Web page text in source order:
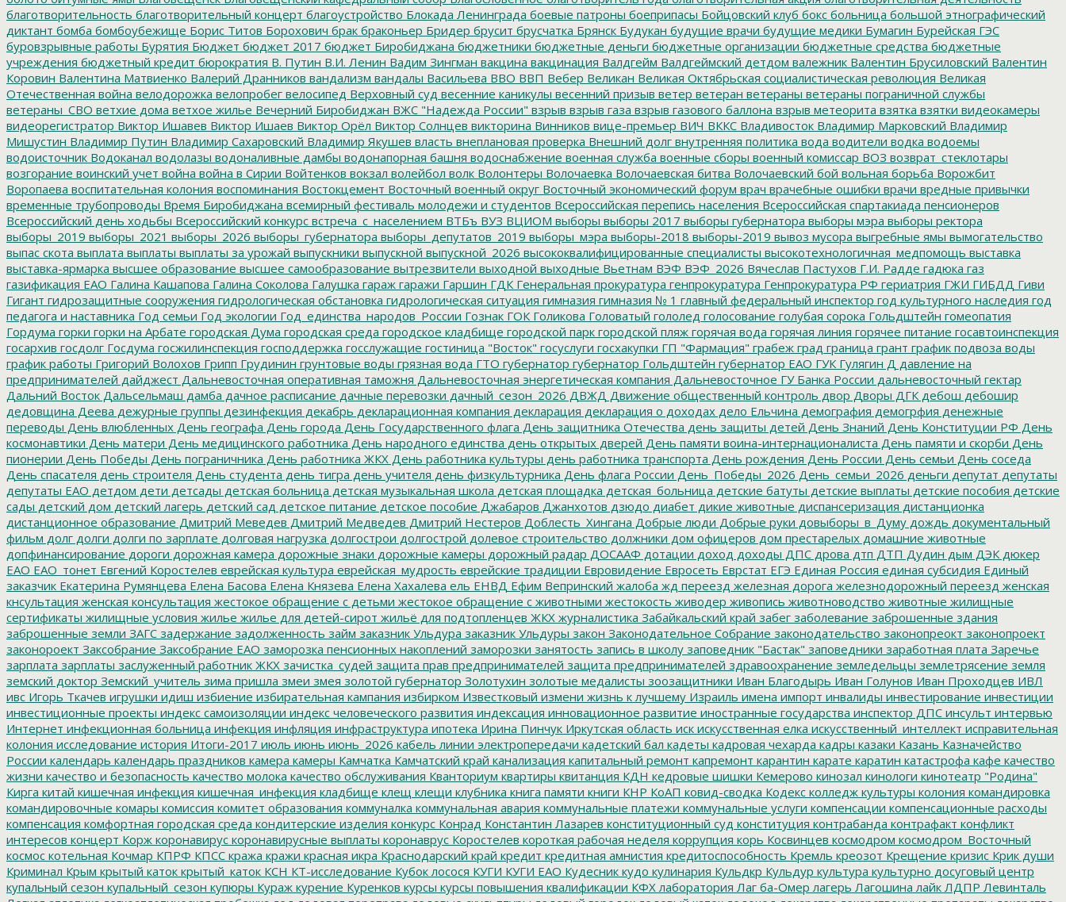
благотворительность благотворительный концерт благоустройство Блокада Ленинграда боевые патроны боеприпасы Бойцовский клуб бокс больница большой этнографический
диктант бомба бомбоубежище Борис Титов Борохович брак браконьер Бридер брусит брусчатка Брянск Будукан будущие врачи будущие медики Бумагин Бурейская ГЭС
буровзрывные работы Бурятия Бюджет бюджет 2017 бюджет Биробиджана бюджетники бюджетные деньги бюджетные организации бюджетные средства бюджетные
учреждения бюджетный кредит бюрократия В. Путин В.И. Ленин Вадим Зингман вакцина вакцинация Валдгейм Валдгеймский детдом валежник Валентин Брусиловский Валентин
Коровин Валентина Матвиенко Валерий Дранников вандализм вандалы Васильева ВВО ВВП Вебер Великан Великая Октябрьская социалистическая революция Великая
Отечественная война велодорожка велопробег велосипед Верховный суд весенние каникулы весенний призыв ветер ветеран ветераны ветераны пограничной службы
ветераны_СВО ветхие дома ветхое жилье Вечерний Биробиджан ВЖС "Надежда России" взрыв взрыв газа взрыв газового баллона взрыв метеорита взятка взятки видеокамеры
видеорегистратор Виктор Ишавев Виктор Ишаев Виктор Орёл Виктор Солнцев викторина Винников вице-премьер ВИЧ ВККС Владивосток Владимир Марковский Владимир
Мишустин Владимир Путин Владимир Сахаровский Владимир Якушев власть внеплановая проверка Внешний долг внутренняя политика вода водители водка водоемы
водоисточник Водоканал водолазы водоналивные дамбы водонапорная башня водоснабжение военная служба военные сборы военный комиссар ВОЗ возврат_стеклотары
возгорание воинский учет война война в Сирии Войтенков вокзал волейбол волк Волонтеры Волочаевка Волочаевская битва Волочаевский бой вольная борьба Ворожбит
Воропаева воспитательная колония воспоминания Востокцемент Восточный военный округ Восточный экономический форум врач врачебные ошибки врачи вредные привычки
временные трубопроводы Время Биробиджана всемирный фестиваль молодежи и студентов Всероссийская перепись населения Всероссийская спартакиада пенсионеров
Всероссийский день ходьбы Всероссийский конкурс встреча_с_населением ВТБъ ВУЗ ВЦИОМ выборы выборы 2017 выборы губернатора выборы мэра выборы ректора
выборы_2019 выборы_2021 выборы_2026 выборы_губернатора выборы_депутатов_2019 выборы_мэра выборы-2018 выборы-2019 вывоз мусора выгребные ямы вымогательство
выпас скота выплата выплаты выплаты за урожай выпускники выпускной выпускной_2026 высококвалифицированные специалисты высокотехнологичная_медпомощь выставка
выставка-ярмарка высшее образование высшее самообразование вытрезвители выходной выходные Вьетнам ВЭФ ВЭФ_2026 Вячеслав Пастухов Г.И. Радде гадюка газ
газификация ЕАО Галина Кашапова Галина Соколова Галушка гараж гаражи Гаршин ГДК Генеральная прокуратура генпрокуратура Генпрокуратура РФ гериатрия ГЖИ ГИБДД Гиви
Гигант гидрозащитные сооружения гидрологическая обстановка гидрологическая ситуация гимназия гимназия № 1 главный федеральный инспектор год культурного наследия год
педагога и наставника Год семьи Год экологии Год_единства_народов_России Гознак ГОК Голикова Головатый гололед голосование голубая сорока Гольдштейн гомеопатия
Гордума горки горки на Арбате городская Дума городская среда городское кладбище городской парк городской пляж горячая вода горячая линия горячее питание госавтоинспекция
госархив госдолг Госдума госжилинспекция господдержка госслужащие гостиница "Восток" госуслуги госхакупки ГП "Фармация" грабеж град граница грант график подвоза воды
график работы Григорий Волохов Грипп Грудинин грунтовые воды грязная вода ГТО губернатор губернатор Гольдштейн губернатор ЕАО ГУК Гулягин Д давление на
предпринимателей дайджест Дальневосточная оперативная таможня Дальневосточная энергетическая компания Дальневосточное ГУ Банка России дальневосточный гектар
Дальний Восток Дальсельмаш дамба дачное расписание дачные перевозки дачный_сезон_2026 ДВЖД Движение общественный контроль двор Дворы ДГК дебош дебошир
дедовщина Деева дежурные группы дезинфекция декабрь декларационная компания декларация декларация о доходах дело Ельчина демография демогрфия денежные
переводы День влюбленных День географа День города День Государственного флага День защитника Отечества день защиты детей День Знаний День Конституции РФ День
космонавтики День матери День медицинского работника День народного единства день открытых дверей День памяти воина-интернационалиста День памяти и скорби День
пионерии День Победы День пограничника День работника ЖКХ День работника культуры день работника транспорта День рождения День России День семьи День соседа
День спасателя день строителя День студента день тигра день учителя день физкультурника День флага России День_Победы_2026 День_семьи_2026 деньги депутат депутаты
депутаты ЕАО детдом дети детсады детская больница детская музыкальная школа детская площадка детская_больница детские батуты детские выплаты детские пособия детские
сады детский дом детский лагерь детский сад детское питание детское пособие Джабаров Джанхотов дзюдо диабет дикие животные диспансеризация дистанционка
дистанционное образование Дмитрий Меведев Дмитрий Медведев Дмитрий Нестеров Доблесть_Хингана Добрые люди Добрые руки довыборы_в_Думу дождь документальный
фильм долг долги долги по зарплате долговая нагрузка долгострои долгострой долевое строительство должники дом офицеров дом престарелых домашние животные
допфинансирование дороги дорожная камера дорожные знаки дорожные камеры дорожный радар ДОСААФ дотации доход доходы ДПС дрова дтп ДТП Дудин дым ДЭК дюкер
ЕАО ЕАО_тонет Евгений Коростелев еврейская культура еврейская_мудрость еврейские традиции Евровидение Евросеть Еврстат ЕГЭ Единая Россия единая субсидия Единый
заказчик Екатерина Румянцева Елена Басова Елена Князева Елена Хахалева ель ЕНВД Ефим Вепринский жалоба жд переезд железная дорога железнодорожный переезд женская
кнсультация женская консультация жестокое обращение с детьми жестокое обращение с животными жестокость живодер живопись животноводство животные жилищные
сертификаты жилищные условия жилье жилье для детей-сирот жильё для подтопленцев ЖКХ журналистика Забайкальский край забег заболевание заброшенные здания
заброшенные земли ЗАГС задержание задолженность займ заказник Ульдура заказник Ульдуры закон Законодательное Собрание законодательство законопреокт законопроект
законороект Заксобрание Заксобрание ЕАО заморозка пенсионных накоплений заморозки занятость запись в школу заповедник "Бастак" заповедники заработная плата Заречье
зарплата зарплаты заслуженный работник ЖКХ зачистка_судей защита прав предпринимателей защита предпринимателей здравоохранение земледельцы землетрясение земля
земский доктор Земский_учитель зима пришла змеи змея золотой губернатор Золотухин золотые медалисты зоозащитники Иван Благодырь Иван Голунов Иван Проходцев ИВЛ
ивс Игорь Ткачев игрушки идиш избиение избирательная кампания избирком Известковый измени жизнь к лучшему Израиль имена импорт инвалиды инвестирование инвестиции
инвестиционные проекты индекс самоизоляции индекс человеческого развития индексация инновационное развитие иностранные государства инспектор ДПС инсульт интервью
Интернет инфекционная больница инфекция инфляция инфраструктура ипотека Ирина Пинчук Иркутская область иск искусственная елка искусственный_интеллект исправительная
колония исследование история Итоги-2017 июль июнь июнь_2026 кабель линии электропередачи кадетский бал кадеты кадровая чехарда кадры казаки Казань Казначейство
России календарь календарь праздников камера камеры Камчатка Камчатский край канализация капитальный ремонт капремонт карантин карате каратин катастрофа кафе качество
жизни качество и безопасность качество молока качество обслуживания Кванториум квартиры квитанция КДН кедровые шишки Кемерово кинозал кинологи кинотеатр "Родина"
Кирга китай кишечная инфекция кишечная_инфекция кладбище клещ клещи клубника книга памяти книги КНР КоАП ковид-сводка Кодекс колледж культуры колония командировка
командировочные комары комиссия комитет образования коммуналка коммунальная авария коммунальные платежи коммунальные услуги компенсации компенсационные расходы
компенсация комфортная городская среда кондитерские изделия конкурс Конрад Константин Лазарев конституционный суд конституция контрабанда контрафакт конфликт
интересов концерт Корж коронавирус коронавирусные выплаты коронаврус Коростелев короткая рабочая неделя коррупция корь Косвинцев космодром космодром_Восточный
космос котельная Кочмар КПРФ КПСС кража кражи красная икра Краснодарский край кредит кредитная амнистия кредитоспособность Кремль креозот Крещение кризис Крик души
Криминал Крым крытый каток крытый_каток КСН КТ-исследование Кубок лосося КУГИ КУГИ ЕАО Кудесник кудо кулинария Кульдкр Кульдур культура культурно досуговый центр
купальный сезон купальный_сезон купюры Кураж курение Куренков курсы курсы повышения квалификации КФХ лаборатория Лаг ба-Омер лагерь Лагошина лайк ЛДПР Левинталь